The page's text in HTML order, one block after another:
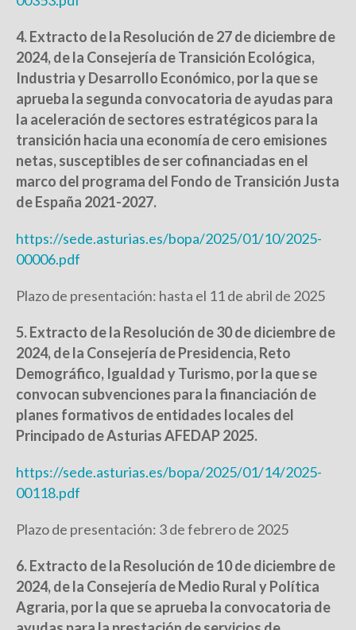
4. Extracto de la Resolución de 27 de diciembre de
2024, de la Consejería de Transición Ecológica,
Industria y Desarrollo Económico, por la que se
aprueba la segunda convocatoria de ayudas para
la aceleración de sectores estratégicos para la
transición hacia una economía de cero emisiones
netas, susceptibles de ser cofinanciadas en el
marco del programa del Fondo de Transición Justa
de España 2021-2027.
https://sede.asturias.es/bopa/2025/01/10/2025-
00006.pdf
Plazo de presentación: hasta el 11 de abril de 2025
5. Extracto de la Resolución de 30 de diciembre de
2024, de la Consejería de Presidencia, Reto
Demográfico, Igualdad y Turismo, por la que se
convocan subvenciones para la financiación de
planes formativos de entidades locales del
Principado de Asturias AFEDAP 2025.
https://sede.asturias.es/bopa/2025/01/14/2025-
00118.pdf
Plazo de presentación: 3 de febrero de 2025
6. Extracto de la Resolución de 10 de diciembre de
2024, de la Consejería de Medio Rural y Política
Agraria, por la que se aprueba la convocatoria de